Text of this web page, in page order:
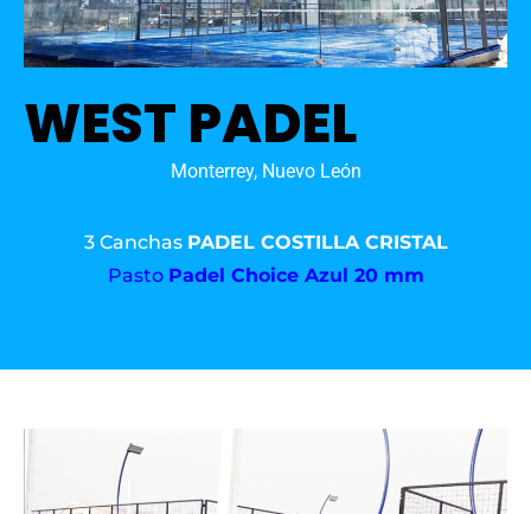
WEST PADEL
Monterrey, Nuevo León
3 Canchas PADEL COSTILLA CRISTAL
Pasto Padel Choice Azul 20 mm